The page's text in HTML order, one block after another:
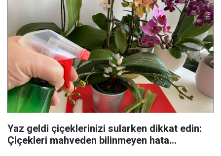
Yaz geldi çiçeklerinizi sularken dikkat edin:
Çiçekleri mahveden bilinmeyen hata...